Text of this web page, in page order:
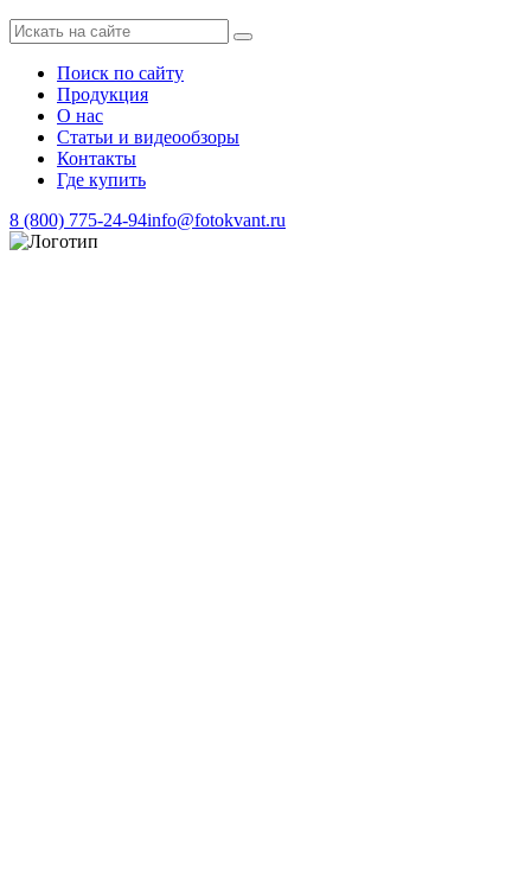
Поиск по сайту
Продукция
О нас
Статьи и видеообзоры
Контакты
Где купить
8 (800) 775-24-94info@fotokvant.ru